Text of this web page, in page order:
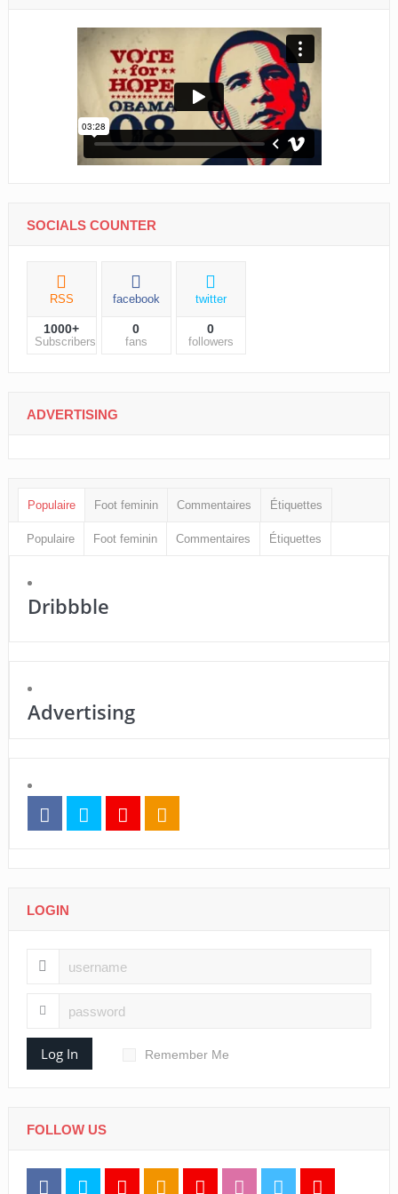
SOCIALS COUNTER
RSS
1000+
Subscribers
facebook
0
fans
twitter
0
followers
ADVERTISING
Populaire Foot feminin Commentaires Étiquettes
Populaire Foot feminin Commentaires Étiquettes
Dribbble
Advertising
LOGIN
Log In Remember Me
FOLLOW US